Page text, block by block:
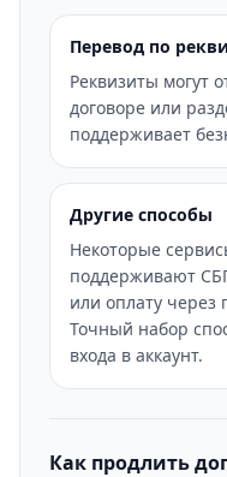
Перевод по
Реквизиты могут
договоре или
поддерживает
Другие способы
Некоторые
поддерживают
или оплату через
Точный набор
входа в аккаунт.
Как продлить